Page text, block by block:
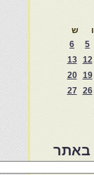
ו
ש
5
6
12
13
19
20
26
27
באתר